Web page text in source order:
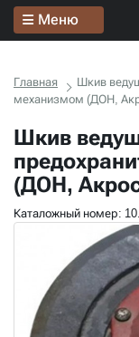
Меню
Главная
Шкив
механизмом (ДОН,
Шкив
(ДОН,
Каталожный номер: